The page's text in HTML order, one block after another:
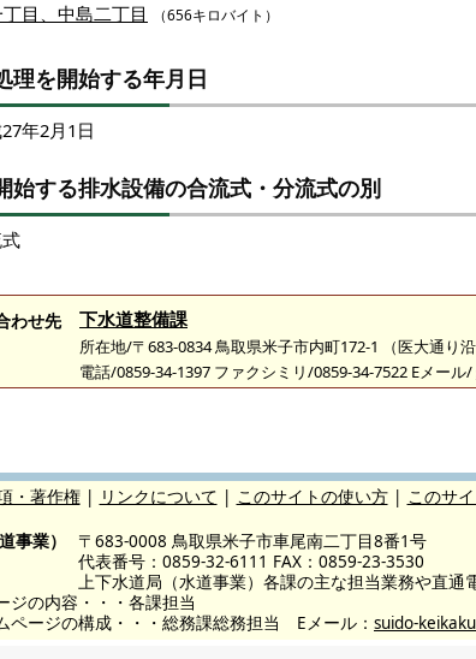
目、中島二丁目 （656キロバイト）
理を開始する年月日
年2月1日
始する排水設備の合流式・分流式の別
わせ先 下水道整備課
所在地/〒683-0834 鳥取県米子市内町172-1 （医大通り沿
電話/0859-34-1397 ファクシミリ/0859-34-7522 Eメール/
・著作権 | リンクについて | このサイトの使い方 | このサ
事業）
〒683-0008 鳥取県米子市車尾南二丁目8番1号
代表番号：0859-32-6111 FAX：0859-23-3530
上下水道局（水道事業）各課の主な担当業務や直通
ジの内容・・・各課担当
ページの構成・・・総務課総務担当 Eメール： suido-